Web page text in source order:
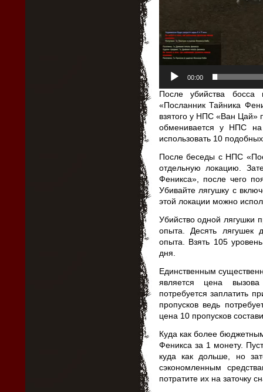
00:00
После убийства
«Посланник Тайника
взятого у НПС «Ван Цай»
обменивается у НПС
использовать 10
После беседы с НПС
отдельную локацию.
Феникса», после чего
Убивайте лягушку с
этой локации можно
Убийство одной лягушки
опыта. Десять лягушек
опыта. Взять 105
дня.
Единственным
является цена
потребуется заплатить
пропусков ведь
цена 10 пропусков
Куда как более
Феникса за 1 монету.
куда как дольше, но
сэкономленным
потратите их на заточку